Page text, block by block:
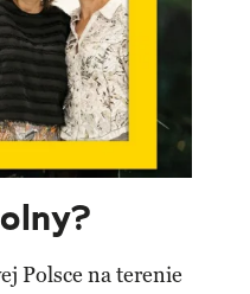
Polsce na terenie